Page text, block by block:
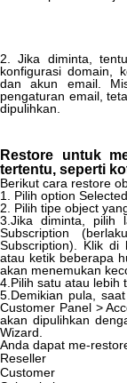
2 Jika diminta
konfigurasi domain
dan
akun email.
pengaturan email,
dipulihkan
Restore untuk
tertentu, seperti
Berikut cara restore
1
Pilih option Selected
2
Pilih tipe object
3 Jika diminta pilih
Subscription
(berlaku
Subscription) Klik di
atau ketik beberapa
akan menemukan
4 Pilih satu atau lebih
5 Demikian pula saat
Customer Panel >
akan dipulihkan
Wizard
Anda dapat me-
Reseller
Customer